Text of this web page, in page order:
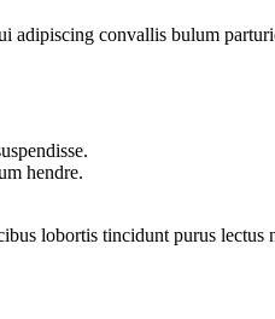
convallis bulum
hendre.
lobortis tincidunt purus